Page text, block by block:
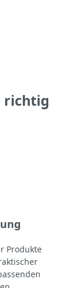
richtig
Produkte